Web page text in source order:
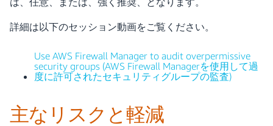
詳細は以下のセッション動画をご覧ください。
Use AWS Firewall Manager to audit overpermissive
security groups (AWS Firewall Managerを使用して過
度に許可されたセキュリティグループの監査)
主なリスクと軽減